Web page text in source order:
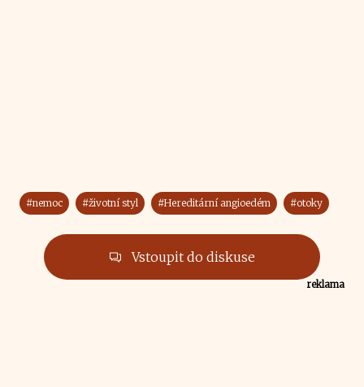
#nemoc #životní styl #Hereditární angioedém #otoky
Vstoupit do diskuse
reklama